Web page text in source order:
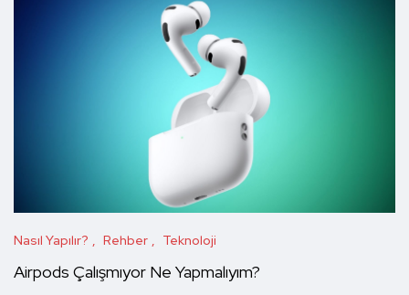
Nasıl Yapılır? Rehber Teknoloji
Airpods Çalışmıyor Ne Yapmalıyım?